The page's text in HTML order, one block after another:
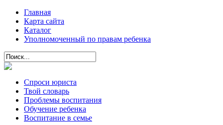
Главная
Карта сайта
Каталог
Уполномоченный по правам ребенка
Спроси юриста
Твой словарь
Проблемы воспитания
Обучение ребенка
Воспитание в семье